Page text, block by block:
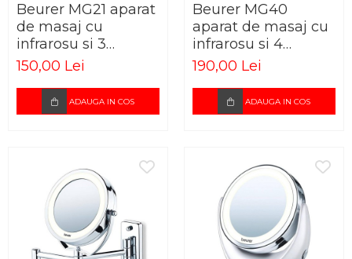
Beurer MG21 aparat
de masaj cu
infrarosu si 3
accesorii
150,00 Lei
ADAUGA IN COS
Beurer MG40
aparat de masaj cu
infrarosu si 4
accesorii
190,00 Lei
ADAUGA IN COS